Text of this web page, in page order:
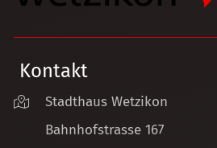
Kontakt
Stadthaus Wetzikon
Bahnhofstrasse 167